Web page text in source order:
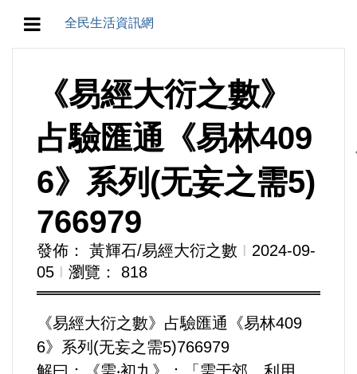
全民生活資訊網
教育/五育/五創
人生/生存/生活
產業/經濟
政治/政黨
農業/技術/肥飼料/農藥/產銷
食品/衛生/醫療/照護
運動/體育/休閒/育樂
《易經大衍之數》
占驗匯通《易林409
6》系列(无妄之需5)
766979
發佈： 黃輝石/易經大衍之數 Ι 2024-09-
05 Ι 瀏覽： 818
《易經大衍之數》占驗匯通《易林409
6》系列(无妄之需5)766979